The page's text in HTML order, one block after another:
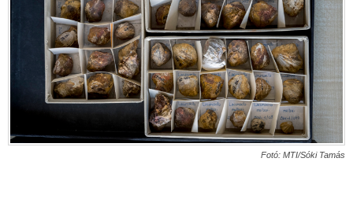
Fotó: MTI/Sóki Tamás